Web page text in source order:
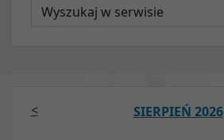
Wyszukaj
SIERPIEŃ 2026
<